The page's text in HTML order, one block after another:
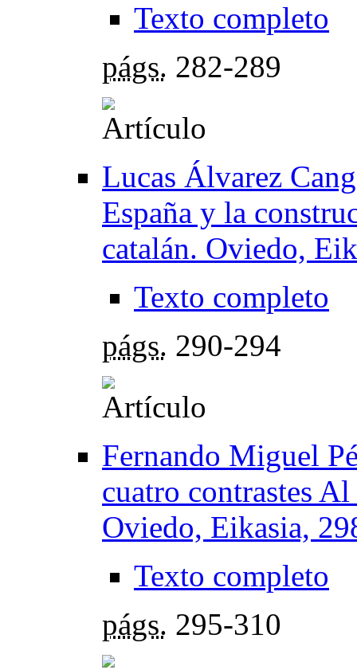
Texto completo
págs. 282-289
Lucas Álvarez
España y la
catalán. Oviedo,
Texto completo
págs. 290-294
Fernando Miguel
cuatro contrastes
Oviedo, Eikasia,
Texto completo
págs. 295-310